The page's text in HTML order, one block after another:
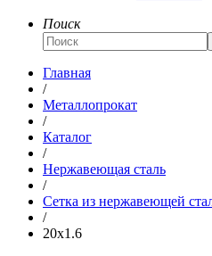
Поиск
Главная
/
Металлопрокат
/
Каталог
/
Нержавеющая сталь
/
Сетка из нержавеющей
/
20x1.6